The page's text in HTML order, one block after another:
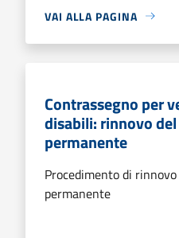
VAI ALLA PAGINA
Contrassegno per
disabili: rinnovo
permanente
Procedimento di
permanente